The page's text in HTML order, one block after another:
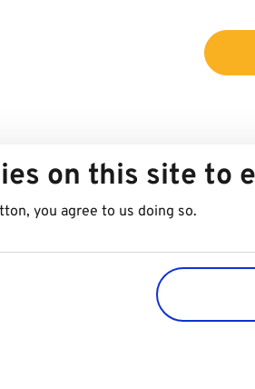
on this site to
you agree to us doing so.